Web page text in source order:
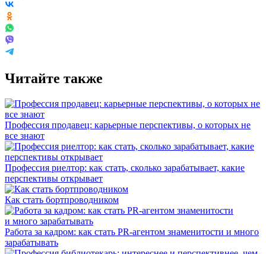
Читайте также
Профессия продавец: карьерные перспективы, о которых не
все знают
Профессия риелтор: как стать, сколько зарабатывает, какие
перспективы открывает
Как стать бортпроводником
Работа за кадром: как стать PR-агентом знаменитости и много
зарабатывать